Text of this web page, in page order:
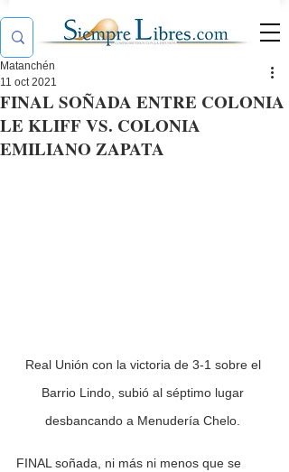
FINAL SOÑADA ENTRE COLONIA
LE KLIFF VS. COLONIA
EMILIANO ZAPATA
Matanchén
11 oct 2021
Real Unión con la victoria de 3-1 sobre el
Barrio Lindo, subió al séptimo lugar
desbancando a Menudería Chelo.
FINAL soñada, ni más ni menos que se